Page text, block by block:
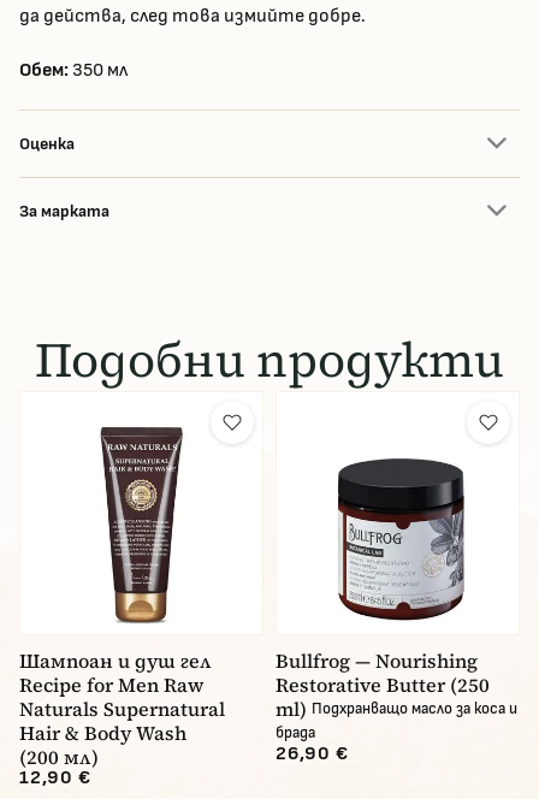
да действа, след това измийте добре.
Обем: 350 мл
Оценка
За марката
Подобни продукти
Шампоан и душ гел
Recipe for Men Raw
Naturals Supernatural
Hair & Body Wash
(200 мл)
12,90 €
Bullfrog — Nourishing
Restorative Butter (250
ml) Подхранващо масло за коса и
брада
26,90 €